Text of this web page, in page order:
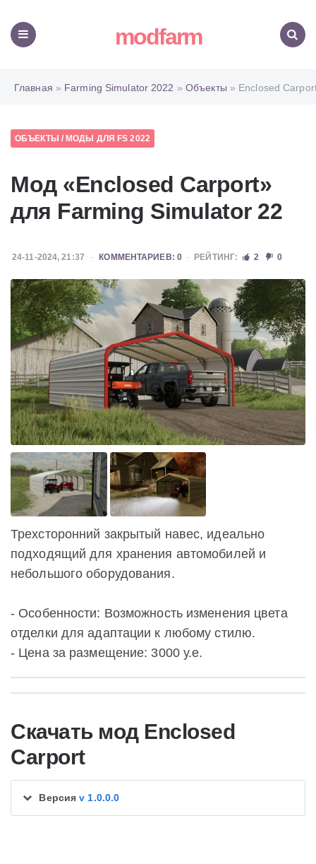
modfarm
Главная » Farming Simulator 2022 » Объекты » Enclosed
ОБЪЕКТЫ / МОДЫ ДЛЯ FS 2022
Мод «Enclosed Carport»
для Farming Simulator 22
24-11-2024, 21:37 КОММЕНТАРИЕВ: 0 РЕЙТИНГ: 2 0
Трехсторонний закрытый навес, идеально
подходящий для хранения автомобилей и
небольшого оборудования.
- Особенности: Возможность изменения цвета
отделки для адаптации к любому стилю.
- Цена за размещение: 3000 у.е.
Скачать мод Enclosed
Carport
Версияv 1.0.0.0